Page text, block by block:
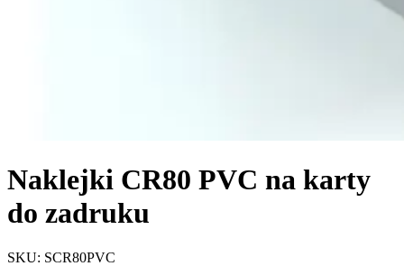
Naklejki CR80 PVC na karty
do zadruku
SKU: SCR80PVC